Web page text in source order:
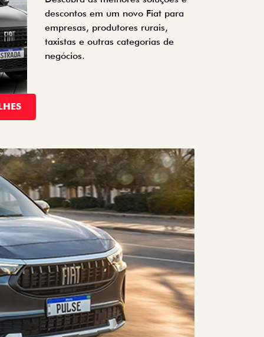
empresas, produtores rurais,
taxistas e outras categorias de
negócios.